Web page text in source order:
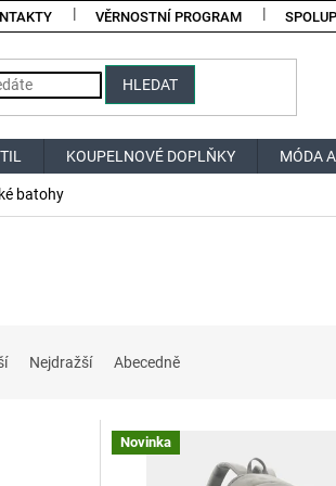
VĚRNOSTNÍ PROGRAM
HLEDAT
KOUPELNOVÉ DOPLŇKY MÓDA
batohy
Nejdražší Abecedně
Novinka